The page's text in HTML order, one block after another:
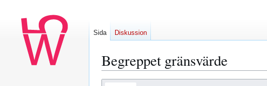
Begreppet gränsvärde
Sida Diskussion